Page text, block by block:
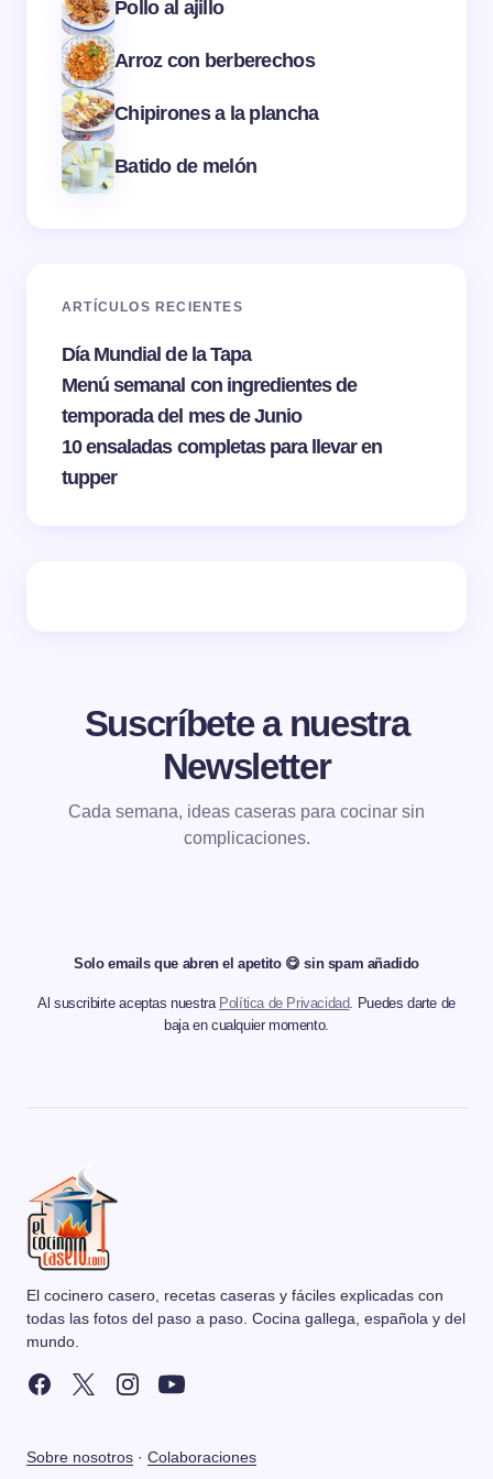
Pollo al ajillo
Arroz con berberechos
Chipirones a la plancha
Batido de melón
ARTÍCULOS RECIENTES
Día Mundial de la Tapa
Menú semanal con ingredientes de
temporada del mes de Junio
10 ensaladas completas para llevar en
tupper
Suscríbete a nuestra
Newsletter
Cada semana, ideas caseras para cocinar sin
complicaciones.
Solo emails que abren el apetito 😋 sin spam añadido
Al suscribirte aceptas nuestra Política de Privacidad. Puedes darte de
baja en cualquier momento.
El cocinero casero, recetas caseras y fáciles explicadas con
todas las fotos del paso a paso. Cocina gallega, española y del
mundo.
Sobre nosotros · Colaboraciones